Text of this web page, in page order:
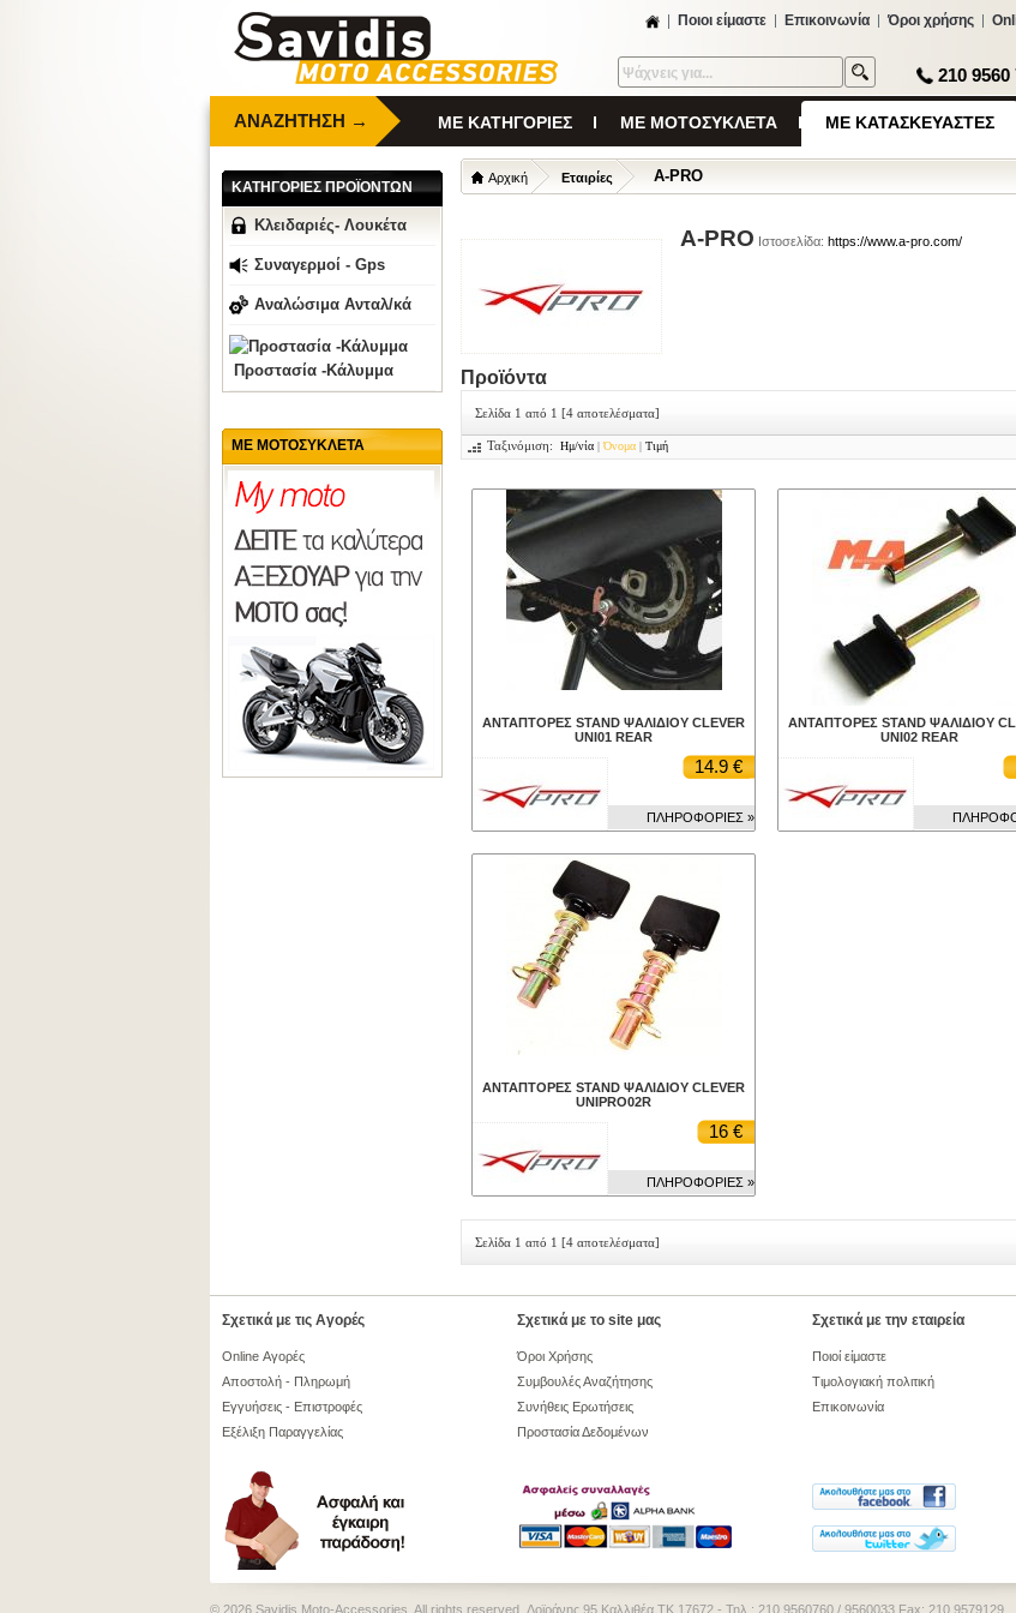
Ποιοι είμαστε Επικοινωνία Όροι χρήσης
210 9560
ΑΝΑΖΗΤΗΣΗ → ΜΕ ΚΑΤΗΓΟΡΙΕΣ ΜΕ ΜΟΤΟΣΥΚΛΕΤΑ ΜΕ ΚΑΤΑΣΚΕΥΑΣΤΕΣ
Αρχική Εταιρίες A-PRO
A-PRO Ιστοσελίδα: https://www.a-pro.com/
Προϊόντα
Σελίδα 1 από 1 [4 αποτελέσματα]
Ταξινόμιση: Ημ/νία |Όνομα | Τιμή
ΑΝΤΑΠΤΟΡΕΣ STAND ΨΑΛΙΔΙΟΥ CLEVER
UNI01 REAR
14.9 €
ΠΛΗΡΟΦΟΡΙΕΣ »
ΑΝΤΑΠΤΟΡΕΣ STAND ΨΑΛΙΔΙΟΥ
UNI02 REAR
ΑΝΤΑΠΤΟΡΕΣ STAND ΨΑΛΙΔΙΟΥ CLEVER
UNIPRO02R
16 €
ΠΛΗΡΟΦΟΡΙΕΣ »
Σελίδα 1 από 1 [4 αποτελέσματα]
ΚΑΤΗΓΟΡΙΕΣ ΠΡΟΪΟΝΤΩΝ
Κλειδαριές- Λουκέτα
Συναγερμοί - Gps
Αναλώσιμα Ανταλ/κά
Προστασία -Κάλυμμα
ΜΕ ΜΟΤΟΣΥΚΛΕΤΑ
Σχετικά με τις Αγορές
Online Αγορές
Αποστολή - Πληρωμή
Εγγυήσεις - Επιστροφές
Εξέλιξη Παραγγελίας
Σχετικά με το site μας
Όροι Χρήσης
Συμβουλές Αναζήτησης
Συνήθεις Ερωτήσεις
Προστασία Δεδομένων
Σχετικά με την εταιρεία
Ποιοί είμαστε
Τιμολογιακή πολιτική
Επικοινωνία
© 2026 Savidis Moto-Accessories. All rights reserved. Δοϊράνης 95 Καλλιθέα ΤΚ 17672 - Τηλ.: 210 9560760 / 9560033 Fax: 210 9579129